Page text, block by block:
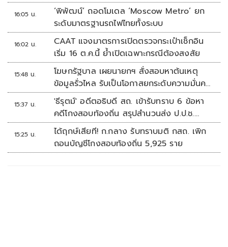
16:05 น.
‘พิพัฒน์’ ถอดโมเดล ‘Moscow Metro’ ยก
ระดับมาตรฐานรถไฟไทยทั้งระบบ
16:02 น.
CAAT แจงมาตรการเปิดตรวจกระเป๋าเช็กอิน
เริ่ม 16 ต.ค.นี้ ย้ำเปิดเฉพาะกรณีต้องสงสัย
15:48 น.
โฆษกรัฐบาล เผยนายกฯ สั่งสอบหาต้นเหตุ
ข้อมูลรั่วไหล รับเป็นโอกาสยกระดับความมั่นคง
ปลอดภัยข้อมูลภาครัฐทั้งระบบ
15:37 น.
'ธีรุตม์' อดีตอธิบดี สถ. เข้ารับทราบ 6 ข้อหา
คดีโกงสอบท้องถิ่น สรุปสำนวนส่ง ป.ป.ช.
สัปดาห์หน้า
15:25 น.
ได้ฤกษ์เสียที! ก.กลาง รับทราบมติ กสถ. เพิก
ถอนบัญชีโกงสอบท้องถิ่น 5,925 ราย